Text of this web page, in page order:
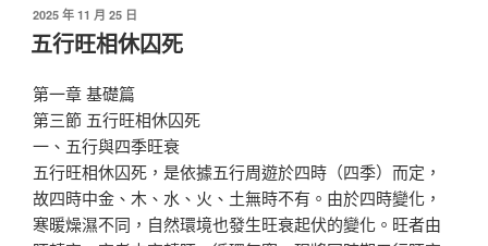
發
佈
於
2025 年 11 月 25 日
五行旺相休囚死
第一章 基礎篇
第三節 五行旺相休囚死
一、五行與四季旺衰
五行旺相休囚死，是依據五行周遊於四時（四季）而定，
故四時中金、木、水、火、土無時不有。由於四時變化，
寒暖燥濕不同，自然環境也發生旺衰起伏的變化。旺者由